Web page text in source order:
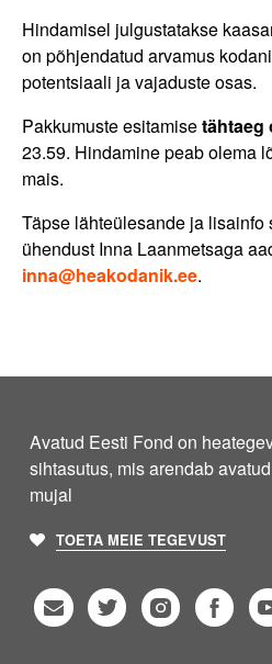
Hindamisel julgustatakse
on põhjendatud arvamus
potentsiaali ja vajaduste osas.
Pakkumuste esitamisetähtaeg
23.59. Hindamine peab olema
mais.
Täpse lähteülesande ja lisainfo
ühendust Inna Laanmetsaga
inna@heakodanik.ee.
Avatud Eesti Fond on
sihtasutus, mis arendab
mujal
TOETA MEIE TEGEVUST